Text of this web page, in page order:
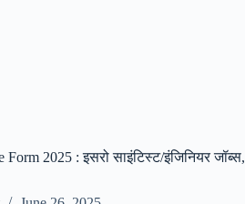
2025 : इसरो साइंटिस्ट/इंजिनियर जॉब्स,